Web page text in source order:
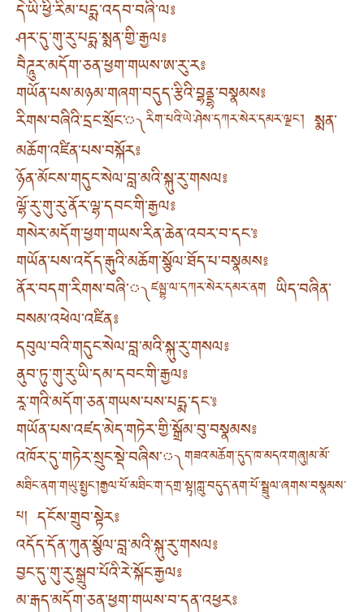
དེ་ཡི་ཕྱི་རིམ་པདྨ་འདབ་བཞི་ལ༔
ཤར་དུ་གུ་རུ་པདྨ་སྨན་གྱི་རྒྱལ༔
བཻཌཱུར་མདོག་ཅན་ཕྱག་གཡས་ཨ་རུ་ར༔
གཡོན་པས་མཉམ་གཞག་བདུད་རྩིའི་བྷནྡྷ་བསྣམས༔
རིགས་བཞིའི་དྲང་སྲོང་༾རིག་པའི་ཡེ་ཤེས་དཀར་སེར་དམར་ལྗང་། སྨན་
མཆོག་འཛིན་པས་བསྐོར༔
ཉོན་མོངས་གདུང་སེལ་བླ་མའི་སྐུ་རུ་གསལ༔
ལྷོ་རུ་གུ་རུ་ནོར་ལྷ་དབང་གི་རྒྱལ༔
གསེར་མདོག་ཕྱག་གཡས་རིན་ཆེན་འབར་བ་དང་༔
གཡོན་པས་འདོད་རྒུའི་མཆོག་སྩོལ་ཐོད་པ་བསྣམས༔
ནོར་བདག་རིགས་བཞི་༾ཛམྦྷ་ལ་དཀར་སེར་དམར་ནག ཡིད་བཞིན་
བསམ་འཕེལ་འཛིན༔
དབུལ་བའི་གདུང་སེལ་བླ་མའི་སྐུ་རུ་གསལ༔
ནུབ་ཏུ་གུ་རུ་ཡི་དམ་དབང་གི་རྒྱལ༔
རཱ་གའི་མདོག་ཅན་གཡས་པས་པདྨ་དང་༔
གཡོན་པས་འཛད་མེད་གཏེར་གྱི་སྒྲོམ་བུ་བསྣམས༔
འཁོར་དུ་གཏེར་སྲུང་སྡེ་བཞིས་༾གཟའ་མཆོག་དུད་ཁ་མདའ་གཞུ། མ་མོ་
མཐིང་ནག་གཡུ་སྤྱང༌། རྒྱལ་པོ་མཐིང་ག་དགྲ་སྟྭ། ཀླུ་བདུད་ནག་པོ་སྦྲུལ་ཞགས་བསྣམས་
པ། དངོས་གྲུབ་སྟེར༔
འདོད་དོན་ཀུན་སྩོལ་བླ་མའི་སྐུ་རུ་གསལ༔
བྱང་དུ་གུ་རུ་སྒྲུབ་པོའི་རེ་སྐོང་རྒྱལ༔
མ་རྒད་མདོག་ཅན་ཕྱག་གཡས་བ་དན་འཕྱར༔